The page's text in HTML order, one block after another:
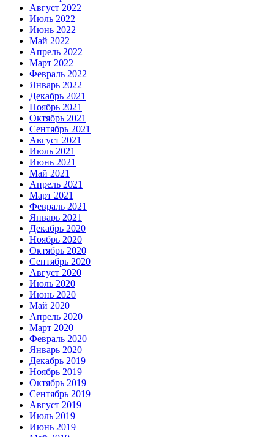
Август 2022
Июль 2022
Июнь 2022
Май 2022
Апрель 2022
Март 2022
Февраль 2022
Январь 2022
Декабрь 2021
Ноябрь 2021
Октябрь 2021
Сентябрь 2021
Август 2021
Июль 2021
Июнь 2021
Май 2021
Апрель 2021
Март 2021
Февраль 2021
Январь 2021
Декабрь 2020
Ноябрь 2020
Октябрь 2020
Сентябрь 2020
Август 2020
Июль 2020
Июнь 2020
Май 2020
Апрель 2020
Март 2020
Февраль 2020
Январь 2020
Декабрь 2019
Ноябрь 2019
Октябрь 2019
Сентябрь 2019
Август 2019
Июль 2019
Июнь 2019